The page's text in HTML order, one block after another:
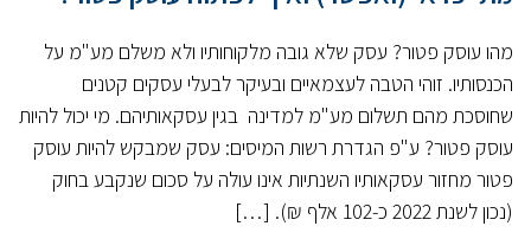
מהו עוסק פטור? עסק שלא גובה מלקוחותיו ולא משלם מע"מ על
הכנסותיו. זוהי הטבה לעצמאיים ובעיקר לבעלי עסקים קטנים
שחוסכת מהם תשלום מע"מ למדינה בגין עסקאותיהם. מי יכול להיות
עוסק פטור? ע"פ הגדרת רשות המיסים: עסק שמבקש להיות עוסק
פטור מחזור עסקאותיו השנתיות אינו עולה על סכום שנקבע בחוק
(נכון לשנת 2022 כ-102 אלף ₪). […]